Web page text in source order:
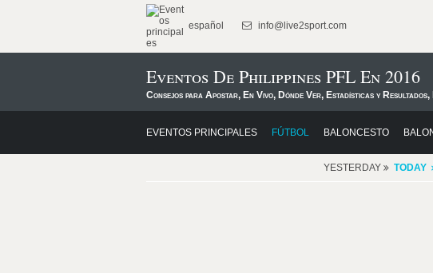
español info@live2sport.com
Eventos De Philippines PFL En 2016
Consejos para Apostar, En Vivo, Dónde Ver, Estadísticas y Resultados,
EVENTOS PRINCIPALES FÚTBOL BALONCESTO
YESTERDAY TODAY